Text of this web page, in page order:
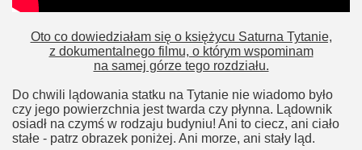
Oto co dowiedziałam się o księżycu Saturna Tytanie,
z dokumentalnego filmu, o którym wspominam
na samej górze tego rozdziału.
Do chwili lądowania statku na Tytanie nie wiadomo było
czy jego powierzchnia jest twarda czy płynna. Lądownik
osiadł na czymś w rodzaju budyniu! Ani to ciecz, ani ciało
stałe - patrz obrazek poniżej. Ani morze, ani stały ląd.